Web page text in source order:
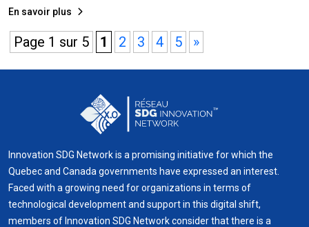
En savoir plus
Page 1 sur 5 1 2 3 4 5 »
Innovation SDG Network is a promising initiative for which the
Quebec and Canada governments have expressed an interest.
Faced with a growing need for organizations in terms of
technological development and support in this digital shift,
members of Innovation SDG Network consider that there is a